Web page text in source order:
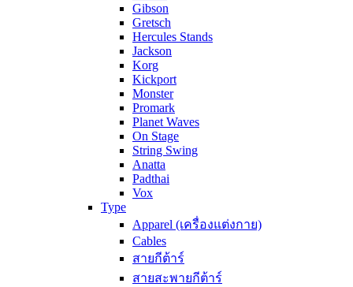
Gibson
Gretsch
Hercules Stands
Jackson
Korg
Kickport
Monster
Promark
Planet Waves
On Stage
String Swing
Anatta
Padthai
Vox
Type
Apparel (เครื่องแต่งกาย)
Cables
สายกีต้าร์
สายสะพายกีต้าร์